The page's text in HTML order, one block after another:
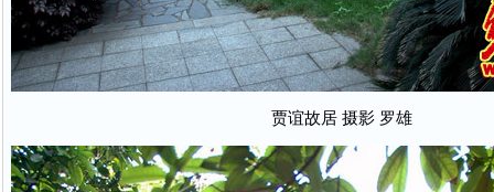
贾谊故居 摄影 罗雄